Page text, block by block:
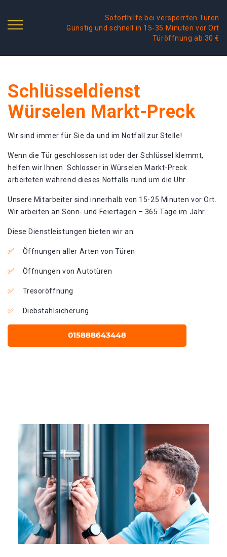
Soforthilfe bei versperrten Türen
Günstig und schnell in 15-35 Minuten vor Ort
Türöffnung ab 30 €
Schlüsseldienst
Würselen Markt-Preck
Wir sind immer für Sie da und im Notfall zur Stelle!
Wenn die Tür geschlossen ist oder der Schlüssel klemmt,
helfen wir Ihnen. Schlosser in Würselen Markt-Preck
arbeiteten während dieses Notfalls rund um die Uhr.
Unsere Mitarbeiter sind innerhalb von 15-25 Minuten vor Ort.
Wir arbeiten an Sonn- und Feiertagen – 365 Tage im Jahr.
Diese Dienstleistungen bieten wir an:
Öffnungen aller Arten von Türen
Öffnungen von Autotüren
Tresoröffnung
Diebstahlsicherung